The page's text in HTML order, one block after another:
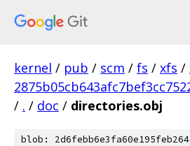
kernel / pub / scm / fs / xfs /
/ . / doc / directories.obj
blob: